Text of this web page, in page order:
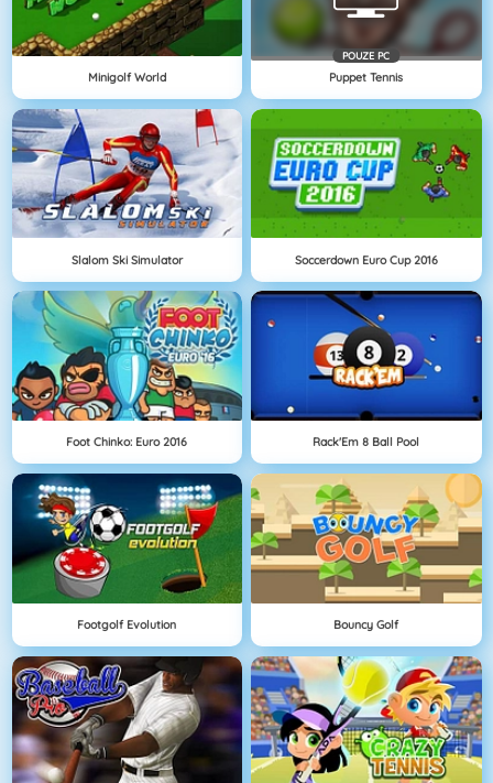
Minigolf World
POUZE PC
Puppet Tennis
Slalom Ski Simulator Soccerdown Euro Cup 2016
Foot Chinko: Euro 2016 Rack'Em 8 Ball Pool
Footgolf Evolution Bouncy Golf